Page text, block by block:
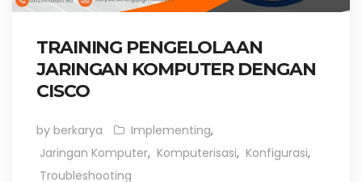
TRAINING PENGELOLAAN
JARINGAN KOMPUTER DENGAN
CISCO
by berkarya Implementing,
Jaringan Komputer, Komputerisasi, Konfigurasi,
Troubleshooting